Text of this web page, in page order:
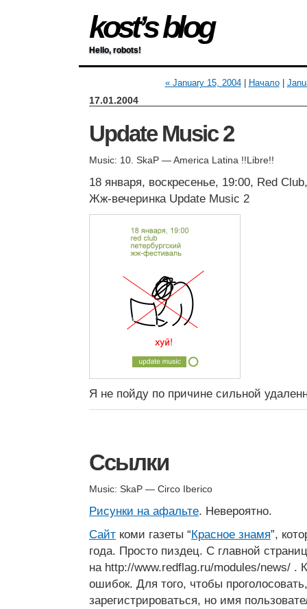
kost’s blog
Hello, robots!
« January 15, 2004| Начало|
17.01.2004
Update Music 2
Music: 10. SkaP — America Latina !!Libre!!
18 января, воскресенье, 19:00, Red
Жж-вечеринка Update Music 2
Я не пойду по причине сильной
Ссылки
Music: SkaP — Circo Iberico
Рисунки на афальте. Невероятно.
Сайт коми газеты “Красное знамя”,
года. Просто пиздец. С главной
на http://www.redflag.ru/modules/news/ .
ошибок. Для того, чтобы
зарегистрироваться, но имя